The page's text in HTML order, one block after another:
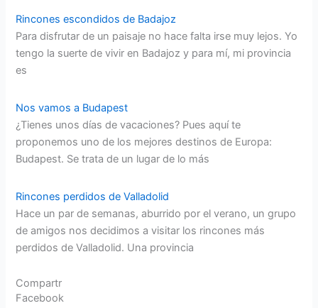
Rincones escondidos de Badajoz
Para disfrutar de un paisaje no hace falta irse muy lejos. Yo
tengo la suerte de vivir en Badajoz y para mí, mi provincia
es
Nos vamos a Budapest
¿Tienes unos días de vacaciones? Pues aquí te
proponemos uno de los mejores destinos de Europa:
Budapest. Se trata de un lugar de lo más
Rincones perdidos de Valladolid
Hace un par de semanas, aburrido por el verano, un grupo
de amigos nos decidimos a visitar los rincones más
perdidos de Valladolid. Una provincia
Compartr
Facebook